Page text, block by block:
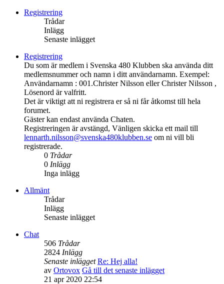
Registrering
Trådar
Inlägg
Senaste inlägget
Registrering
Du som är medlem i Svenska 480 Klubben ska använda ditt
medlemsnummer och namn i ditt användarnamn. Exempel:
Användarnamn : 001.Christer Nilsson eller Christer Nilsson ,
Lösenord är valfritt.
Det är viktigt att ni registrera er så ni får åtkomst till hela
forumet.
Gäster kan endast använda Chaten.
Registreringen är avstängd, Vänligen skicka ett mail till
lennarth.nilsson@svenska480klubben.se om ni vill bli
registrerade.
0 Trådar
0 Inlägg
Inga inlägg
Allmänt
Trådar
Inlägg
Senaste inlägget
Chat
506 Trådar
2824 Inlägg
Senaste inlägget Re: Hej alla!
av Ortovox Gå till det senaste inlägget
21 apr 2020 22:54